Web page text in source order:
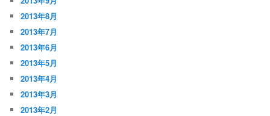
2013年8月
2013年7月
2013年6月
2013年5月
2013年4月
2013年3月
2013年2月